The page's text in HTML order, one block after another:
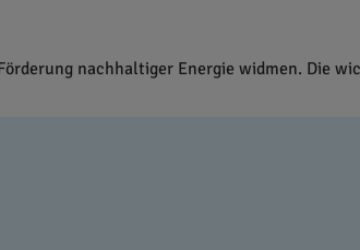
nachhaltiger Energie widmen. Die